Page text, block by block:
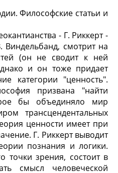
Философские статьи и
- Г. Риккерт -
Виндельбанд, смотрит на
(он не сводит к ней
и он тоже придает
категории "ценность".
призвана "найти
бы объединяло мир
трансцендентальных
ценности имеет при
Г. Риккерт выводит
познания и логики.
точки зрения, состоит в
смысл человеческой